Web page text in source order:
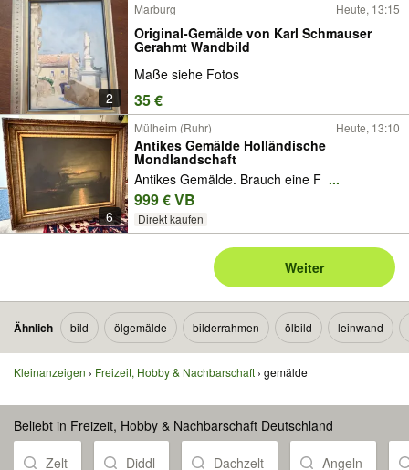
2
Marburg Heute, 13:15
Original-Gemälde von Karl Schmauser
Gerahmt Wandbild
Maße siehe Fotos
35 €
6
Mülheim (Ruhr) Heute, 13:10
Antikes Gemälde Holländische
Mondlandschaft
Antikes Gemälde. Brauch eine F ...
999 € VB
Direkt kaufen
Weiter
Ähnlich bild ölgemälde bilderrahmen ölbild leinwand
Kleinanzeigen Freizeit, Hobby & Nachbarschaft gemälde
Beliebt in Freizeit, Hobby & Nachbarschaft Deutschland
Zelt Diddl Dachzelt Angeln